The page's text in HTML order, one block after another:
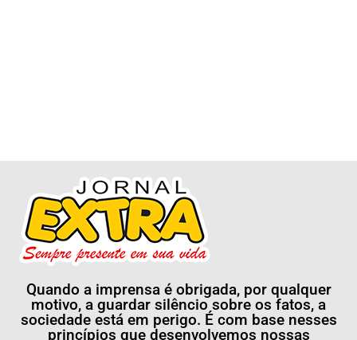
Quando a imprensa é obrigada, por qualquer
motivo, a guardar silêncio sobre os fatos, a
sociedade está em perigo. É com base nesses
princípios que desenvolvemos nossas